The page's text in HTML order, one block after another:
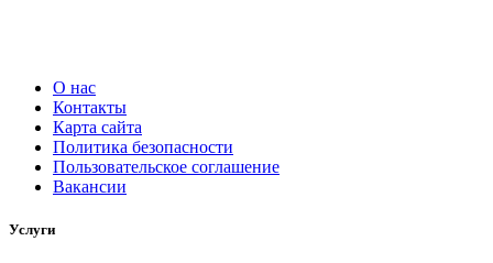
О нас
Контакты
Карта сайта
Политика безопасности
Пользовательское соглашение
Вакансии
Услуги